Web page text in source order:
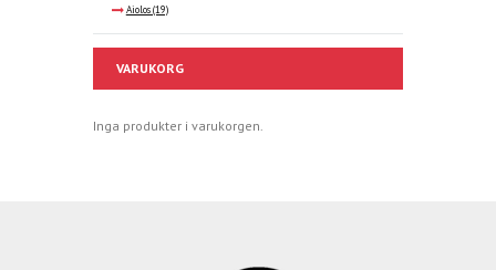
Aiolos(19)
VARUKORG
Inga produkter i varukorgen.